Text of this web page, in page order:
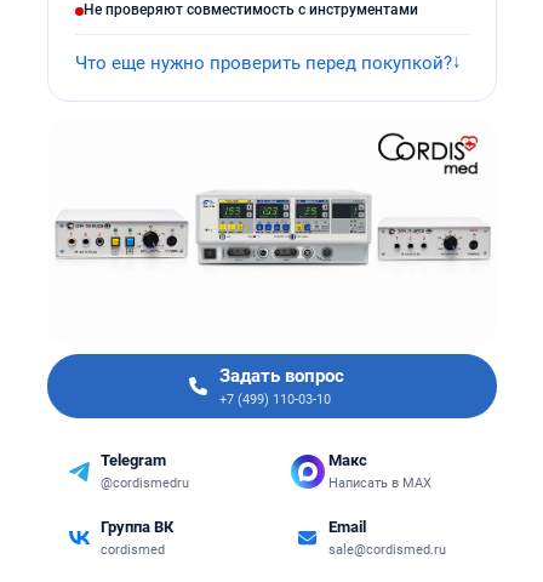
Не проверяют совместимость с инструментами
Что еще нужно проверить перед покупкой?
Задать вопрос
+7 (499) 110-03-10
Telegram
@cordismedru
Макс
Написать в MAX
Группа ВК
cordismed
Email
sale@cordismed.ru